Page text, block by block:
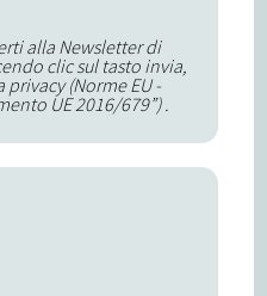
alla Newsletter di
clic sul tasto invia,
(Norme EU -
UE 2016/679”) .